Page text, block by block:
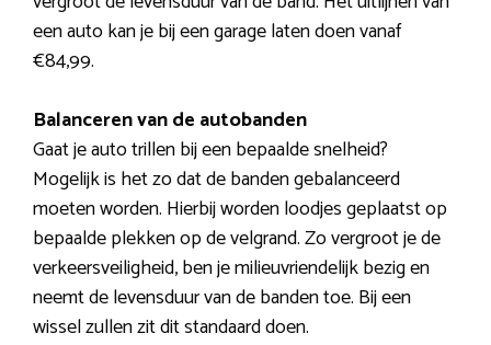
een auto kan je bij een garage laten doen vanaf
€84,99.
Balanceren van de autobanden
Gaat je auto trillen bij een bepaalde snelheid?
Mogelijk is het zo dat de banden gebalanceerd
moeten worden. Hierbij worden loodjes geplaatst op
bepaalde plekken op de velgrand. Zo vergroot je de
verkeersveiligheid, ben je milieuvriendelijk bezig en
neemt de levensduur van de banden toe. Bij een
wissel zullen zit dit standaard doen.